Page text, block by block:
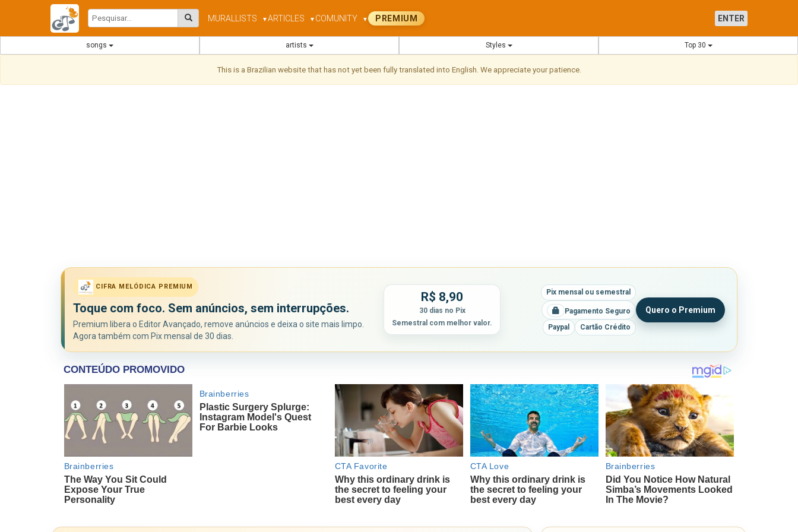
MURAL LISTS ▼ARTICLES ▼ COMUNITY ▼ PREMIUM ENTER
songs artists Styles Top 30
This is a Brazilian website that has not yet been fully translated into English. We appreciate your patience.
CIFRA MELÓDICA PREMIUM
Toque com foco. Sem anúncios, sem interrupções.
Premium libera o Editor Avançado, remove anúncios e deixa o site mais limpo.
Agora também com Pix mensal de 30 dias.
R$ 8,90
30 dias no Pix
Semestral com melhor valor.
Pix mensal ou semestral
Pagamento Seguro
Paypal
Cartão Crédito
Quero o Premium